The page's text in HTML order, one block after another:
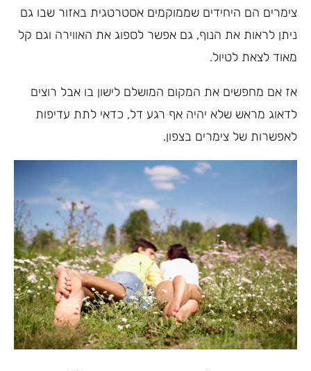
צימרים הם היחידים שממוקמים אסטרטגית באזור שבו גם
ניתן לראות את הנוף, גם אפשר לספוג את האווירה וגם קל
מאוד לצאת לטיול.
אז אם מחפשים את המקום המושלם לישון בו אבל רוצים
לדאוג מראש שלא יהיה אף רגע דל, כדאי לתת עדיפות
לאפשרות של צימרים בצפון.